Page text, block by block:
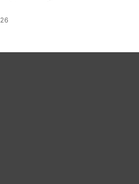
থেকে সূর্যাস্ত পর্যন্ত। পুনরায়
পুনরায় ৩টে ৩৬ মিনিট